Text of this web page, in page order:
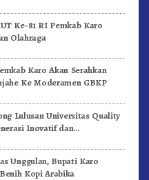
Ke-81 RI Pemkab Karo
Olahraga
Karo Akan Serahkan
Ke Moderamen GBKP
Lulusan Universitas Quality
Inovatif dan
Unggulan, Bupati Karo
Kopi Arabika